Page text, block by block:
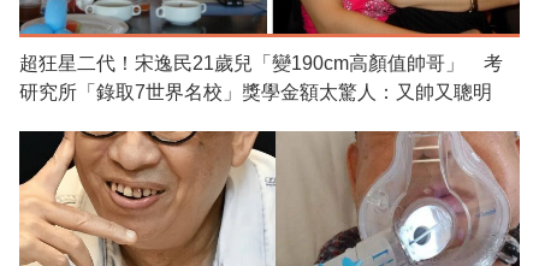
超狂星二代！宋逸民21歲兒「變190cm高顏值帥哥」 考
研究所「錄取7世界名校」獎學金額太驚人：又帥又聰明